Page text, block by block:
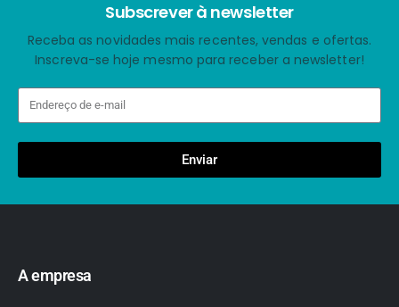
Subscrever à newsletter
Receba as novidades mais recentes, vendas e ofertas.
Inscreva-se hoje mesmo para receber a newsletter!
Enviar
A empresa